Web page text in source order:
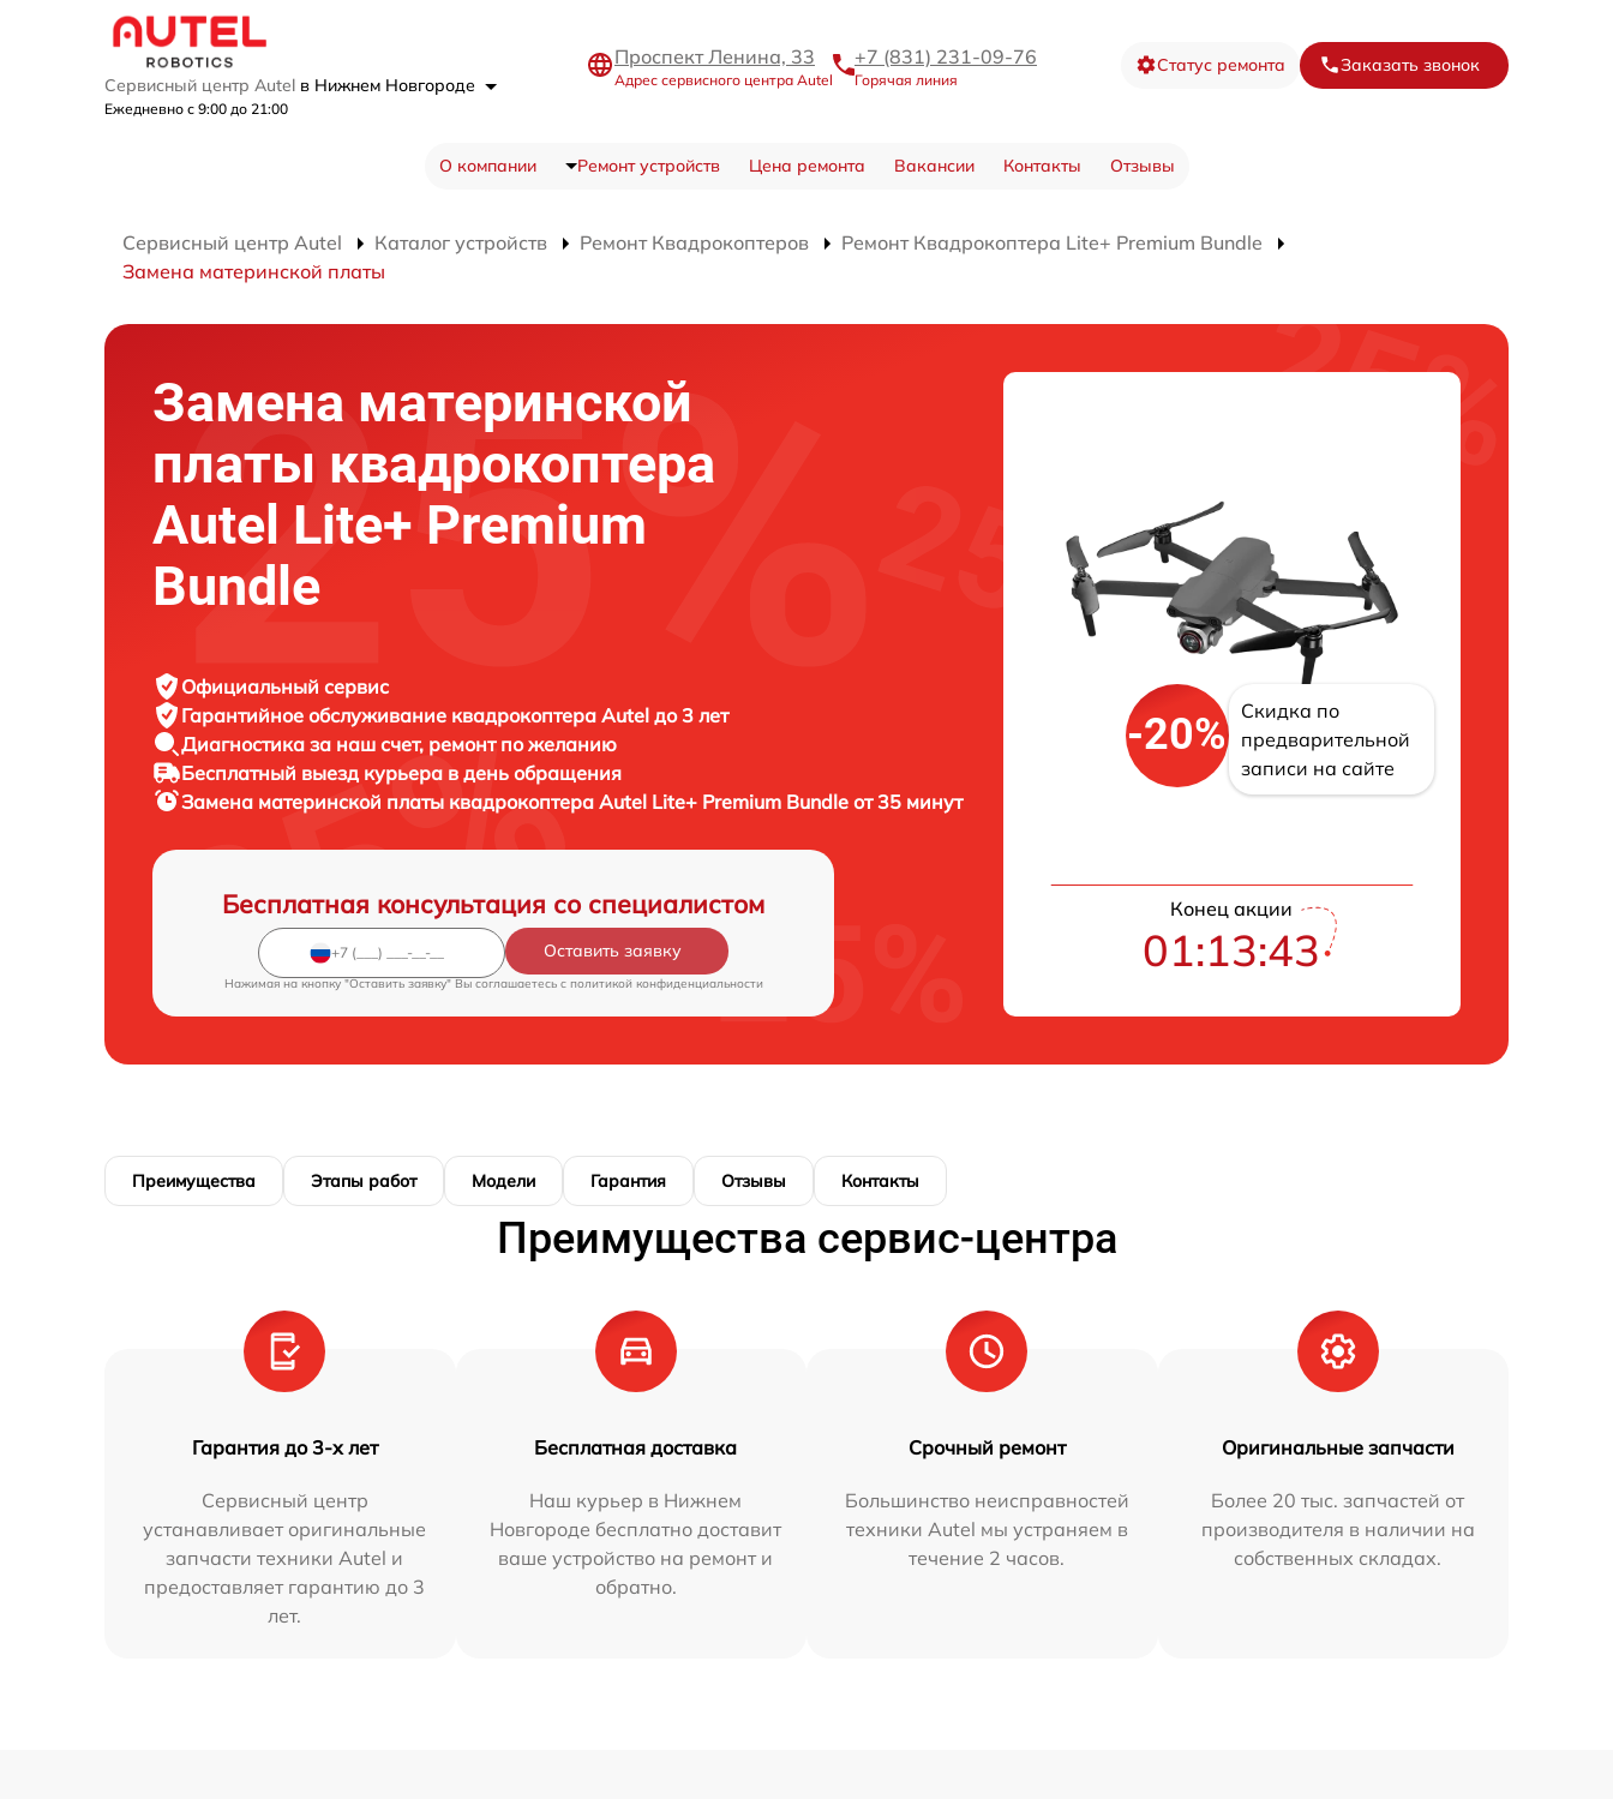
Сервисный центр Autel в Нижнем Новгороде
Ежедневно с 9:00 до 21:00
Проспект Ленина, 33
Адрес сервисного центра Autel
+7 (831) 231-09-76
Горячая линия
Статус ремонта Заказать звонок
О компании Ремонт устройств Цена ремонта Вакансии Контакты Отзывы
Сервисный центр Autel Каталог устройств Ремонт Квадрокоптеров
Ремонт Квадрокоптера Lite+ Premium Bundle
Замена материнской платы
Замена материнской
платы квадрокоптера
Autel Lite+ Premium
Bundle
Официальный сервис
Гарантийное обслуживание квадрокоптера Autel до 3 лет
Диагностика за наш счет, ремонт по желанию
Бесплатный выезд курьера в день обращения
Замена материнской платы квадрокоптера Autel Lite+ Premium Bundle от 35 минут
Бесплатная консультация со специалистом
Оставить заявку
Нажимая на кнопку "Оставить заявку" Вы соглашаетесь c политикой конфиденциальности
-20%
Скидка по
предварительной
записи на сайте
Конец акции
01:13:42
Преимущества Этапы работ Модели Гарантия Отзывы Контакты
Преимущества сервис-центра
Гарантия до 3-х лет
Сервисный центр
устанавливает оригинальные
запчасти техники Autel и
предоставляет гарантию до 3
лет.
Бесплатная доставка
Наш курьер в Нижнем
Новгороде бесплатно доставит
ваше устройство на ремонт и
обратно.
Срочный ремонт
Большинство неисправностей
техники Autel мы устраняем в
течение 2 часов.
Оригинальные запчасти
Более 20 тыс. запчастей от
производителя в наличии на
собственных складах.